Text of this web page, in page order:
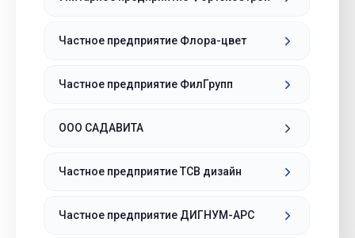
Частное предприятие Флора-цвет
Частное предприятие ФилГрупп
ООО САДАВИТА
Частное предприятие ТСВ дизайн
Частное предприятие ДИГНУМ-АРС